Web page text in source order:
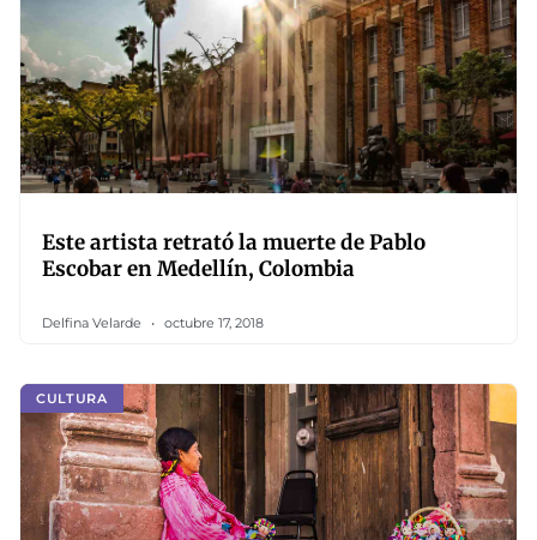
Este artista retrató la muerte de Pablo
Escobar en Medellín, Colombia
Delfina Velarde octubre 17, 2018
CULTURA